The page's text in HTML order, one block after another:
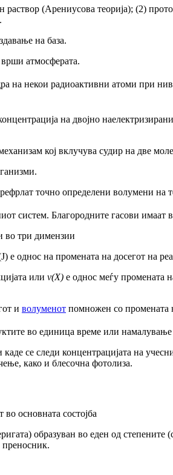
раствор (Арениусова теорија); (2)
на база.
врши атмосферата.
на некои радиоактивни атоми при
на двојно
кој вклучува судир на две
точно определени волумени на
систем. Благородните гасови имаат
во три димензии
е однос на промената на досегот на
или v(X) е однос меѓу промената
и волуменот помножен со промената
во единица време или
каде се следи концентрацијата на
како и блесочна фотолиза.
основната состојба
образуван во еден од
преносник.